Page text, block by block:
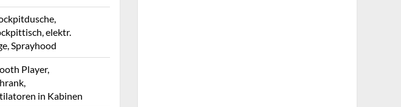
elektr.
Sprayhood
Player,
in Kabinen